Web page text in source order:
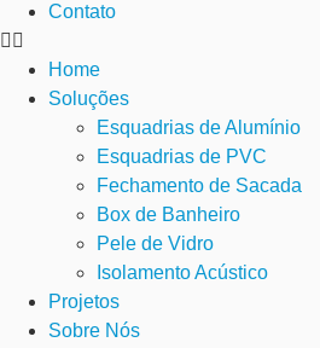
Contato
Home
Soluções
Esquadrias de Alumínio
Esquadrias de PVC
Fechamento de Sacada
Box de Banheiro
Pele de Vidro
Isolamento Acústico
Projetos
Sobre Nós